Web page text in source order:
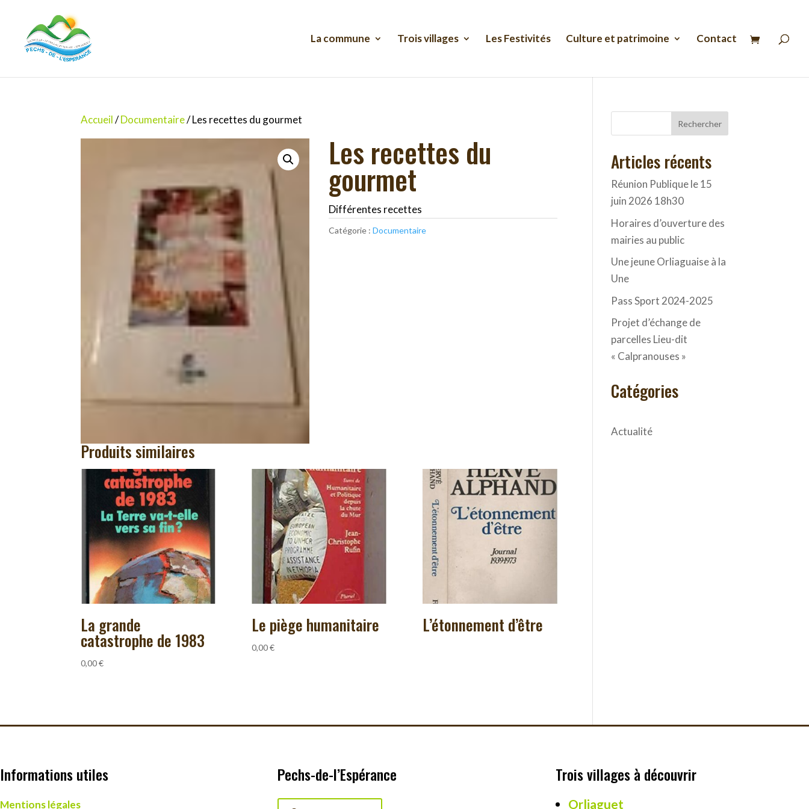
La commune Trois villages Les Festivités Culture et patrimoine Contact
Accueil/Documentaire/ Les recettes du gourmet
Les recettes du
gourmet
Différentes recettes
Catégorie :Documentaire
Produits similaires
La grande
catastrophe de 1983
0,00€
Le piège humanitaire
0,00€
L’étonnement d’être
Rechercher
Articles récents
Réunion Publique le 15
juin 2026 18h30
Horaires d’ouverture des
mairies au public
Une jeune Orliaguaise à la
Une
Pass Sport 2024-2025
Projet d’échange de
parcelles Lieu-dit
« Calpranouses »
Catégories
Actualité
Informations utiles
Mentions légales
Pechs-de-l’Espérance Trois villages à découvrir
Orliaguet